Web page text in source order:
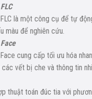
là một công cụ để tự
màu để nghiên cứu.
cung cấp tối ưu hóa
các vết bị che và thông tin
thuật toán đúc tia với